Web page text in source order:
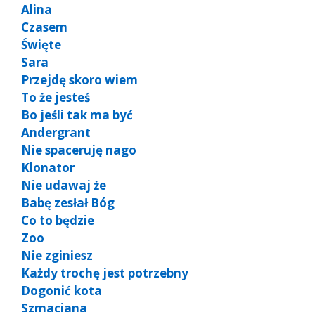
Alina
Czasem
Święte
Sara
Przejdę skoro wiem
To że jesteś
Bo jeśli tak ma być
Andergrant
Nie spaceruję nago
Klonator
Nie udawaj że
Babę zesłał Bóg
Co to będzie
Zoo
Nie zginiesz
Każdy trochę jest potrzebny
Dogonić kota
Szmaciana